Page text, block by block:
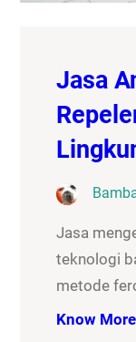
Jasa
Jasa
teknologi
metode
Know More